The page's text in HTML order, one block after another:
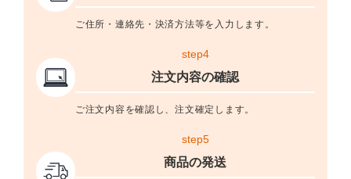
ご住所・連絡先・決済方法等を入力します。
step4
注文内容の確認
ご注文内容を確認し、注文確定します。
step5
商品の発送